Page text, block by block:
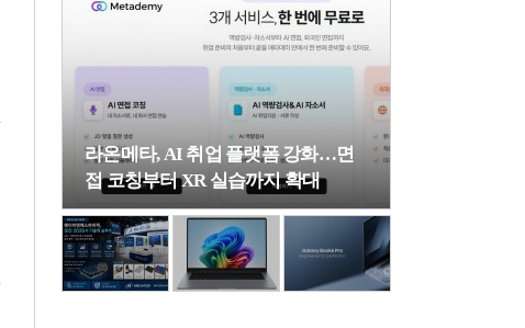
라온메타, AI 취업 플랫폼 강화…면
접 코칭부터 XR 실습까지 확대